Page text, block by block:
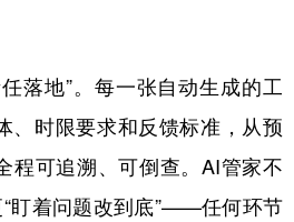
地”。每一张自动生成的工
、时限要求和反馈标准，从预
程可追溯、可倒查。AI管家不
“盯着问题改到底”——任何环节